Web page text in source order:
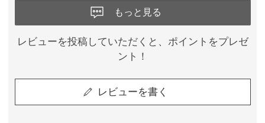
もっと見る
レビューを投稿していただくと、ポイントをプレゼ
ント！
レビューを書く